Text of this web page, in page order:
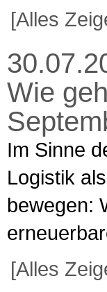
[Alles
Wie
Im Sinne
Logistik
bewegen:
[Alles